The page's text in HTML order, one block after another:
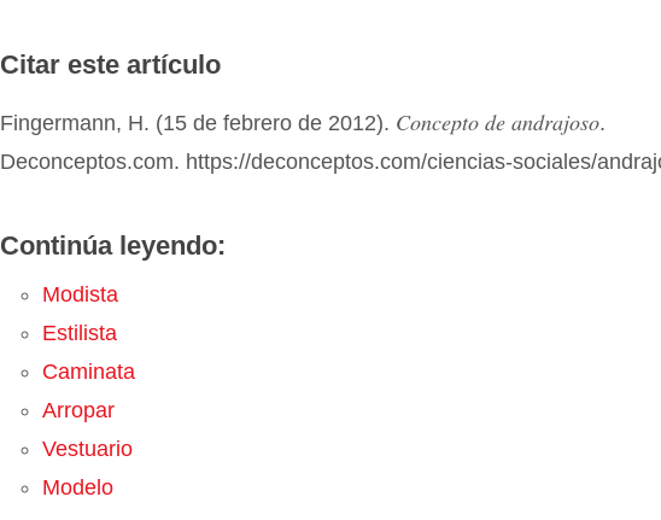
Citar este artículo
Fingermann, H. (15 de febrero de 2012). Concepto de andrajoso.
Deconceptos.com. https://deconceptos.com/ciencias-sociales/
Continúa leyendo:
Modista
Estilista
Caminata
Arropar
Vestuario
Modelo